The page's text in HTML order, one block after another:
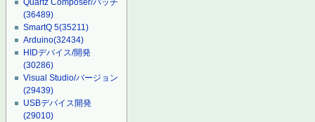
Quartz Composer/パッチ
(36489)
SmartQ 5(35211)
Arduino(32434)
HIDデバイス/開発
(30286)
Visual Studio/バージョン
(29439)
USBデバイス開発
(29010)